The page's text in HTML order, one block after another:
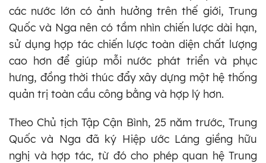
các nước lớn có ảnh hưởng trên thế giới, Trung
Quốc và Nga nên có tầm nhìn chiến lược dài hạn,
sử dụng hợp tác chiến lược toàn diện chất lượng
cao hơn để giúp mỗi nước phát triển và phục
hưng, đồng thời thúc đẩy xây dựng một hệ thống
quản trị toàn cầu công bằng và hợp lý hơn.
Theo Chủ tịch Tập Cận Bình, 25 năm trước, Trung
Quốc và Nga đã ký Hiệp ước Láng giềng hữu
nghị và hợp tác, từ đó cho phép quan hệ Trung